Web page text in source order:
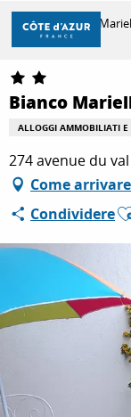
Aller
contenu
principal
PER FARE
Casa Bianco
Bianco
ALLOGGI AMMOBILIATI
274 avenue du
Come arrivare
Condividere